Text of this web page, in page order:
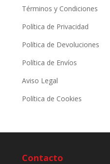
Términos y Condiciones
Política de Privacidad
Política de Devoluciones
Política de Envíos
Aviso Legal
Política de Cookies
Contacto